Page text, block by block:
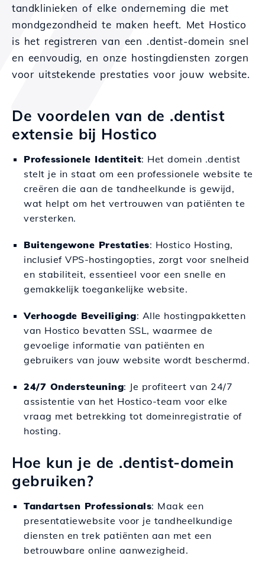
tandklinieken of elke onderneming die met
mondgezondheid te maken heeft. Met Hostico
is het registreren van een .dentist-domein snel
en eenvoudig, en onze hostingdiensten zorgen
voor uitstekende prestaties voor jouw website.
De voordelen van de .dentist
extensie bij Hostico
Professionele Identiteit: Het domein .dentist
stelt je in staat om een professionele website te
creëren die aan de tandheelkunde is gewijd,
wat helpt om het vertrouwen van patiënten te
versterken.
Buitengewone Prestaties: Hostico Hosting,
inclusief VPS-hostingopties, zorgt voor snelheid
en stabiliteit, essentieel voor een snelle en
gemakkelijk toegankelijke website.
Verhoogde Beveiliging: Alle hostingpakketten
van Hostico bevatten SSL, waarmee de
gevoelige informatie van patiënten en
gebruikers van jouw website wordt beschermd.
24/7 Ondersteuning: Je profiteert van 24/7
assistentie van het Hostico-team voor elke
vraag met betrekking tot domeinregistratie of
hosting.
Hoe kun je de .dentist-domein
gebruiken?
Tandartsen Professionals: Maak een
presentatiewebsite voor je tandheelkundige
diensten en trek patiënten aan met een
betrouwbare online aanwezigheid.